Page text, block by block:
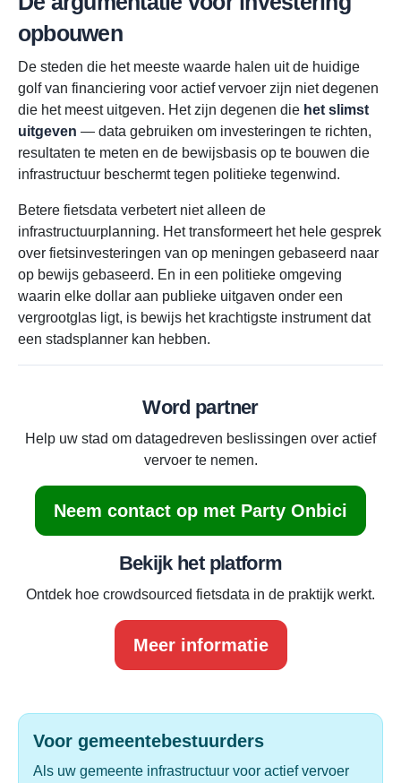
opbouwen
De steden die het meeste waarde halen uit de huidige
golf van financiering voor actief vervoer zijn niet degenen
die het meest uitgeven. Het zijn degenen die het slimst
uitgeven — data gebruiken om investeringen te richten,
resultaten te meten en de bewijsbasis op te bouwen die
infrastructuur beschermt tegen politieke tegenwind.
Betere fietsdata verbetert niet alleen de
infrastructuurplanning. Het transformeert het hele gesprek
over fietsinvesteringen van op meningen gebaseerd naar
op bewijs gebaseerd. En in een politieke omgeving
waarin elke dollar aan publieke uitgaven onder een
vergrootglas ligt, is bewijs het krachtigste instrument dat
een stadsplanner kan hebben.
Word partner
Help uw stad om datagedreven beslissingen over actief
vervoer te nemen.
Neem contact op met Party Onbici
Bekijk het platform
Ontdek hoe crowdsourced fietsdata in de praktijk werkt.
Meer informatie
Voor gemeentebestuurders
Als uw gemeente infrastructuur voor actief vervoer